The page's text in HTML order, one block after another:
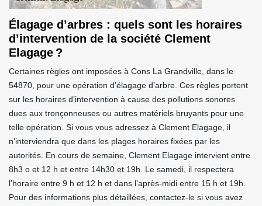
Élagage d’arbres : quels sont les horaires
d’intervention de la société Clement
Elagage ?
Certaines règles ont imposées à Cons La Grandville, dans le
54870, pour une opération d’élagage d’arbre. Ces règles portent
sur les horaires d’intervention à cause des pollutions sonores
dues aux tronçonneuses ou autres matériels bruyants pour une
telle opération. Si vous vous adressez à Clement Elagage, il
n’interviendra que dans les plages horaires fixées par les
autorités. En cours de semaine, Clement Elagage intervient entre
8h3 o et 12 h et entre 14h30 et 19h. Le samedi, il respectera
l’horaire entre 9 h et 12 h et dans l’après-midi entre 15 h et 19h.
Pour des informations plus détaillées, contactez-le si vous avez